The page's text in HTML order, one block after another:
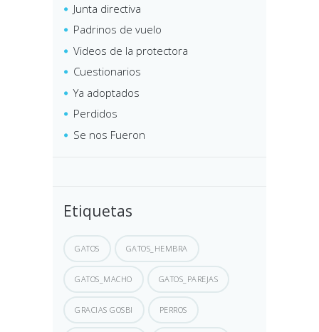
Junta directiva
Padrinos de vuelo
Videos de la protectora
Cuestionarios
Ya adoptados
Perdidos
Se nos Fueron
Etiquetas
GATOS GATOS_HEMBRA
GATOS_MACHO GATOS_PAREJAS
GRACIAS GOSBI PERROS